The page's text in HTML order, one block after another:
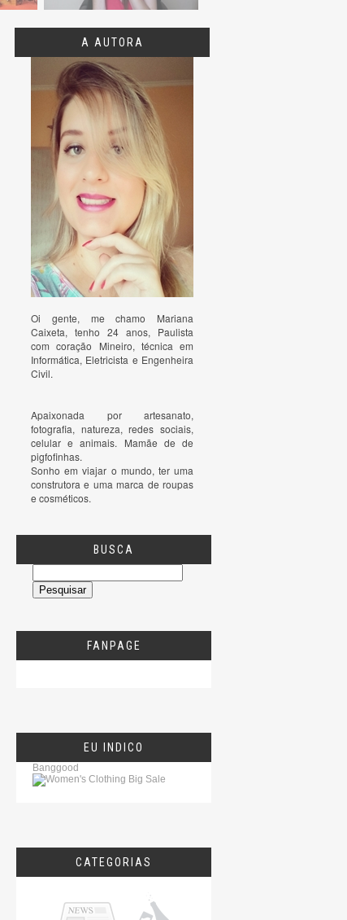
A AUTORA
Oi gente, me chamo Mariana
Caixeta, tenho 24 anos, Paulista
com coração Mineiro, técnica em
Informática, Eletricista e Engenheira
Civil.
Apaixonada por artesanato,
fotografia, natureza, redes sociais,
celular e animais. Mamãe de de
pigfofinhas.
Sonho em viajar o mundo, ter uma
construtora e uma marca de roupas
e cosméticos.
BUSCA
FANPAGE
EU INDICO
Banggood
CATEGORIAS